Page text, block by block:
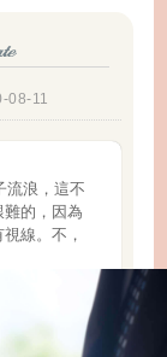
08-11
流浪，這不
的，因為
線。不，